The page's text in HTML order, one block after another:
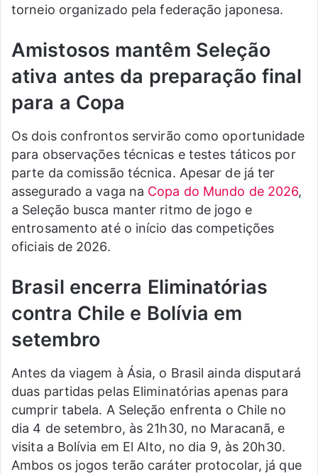
torneio organizado pela federação japonesa.
Amistosos mantêm Seleção
ativa antes da preparação final
para a Copa
Os dois confrontos servirão como oportunidade
para observações técnicas e testes táticos por
parte da comissão técnica. Apesar de já ter
assegurado a vaga na Copa do Mundo de 2026,
a Seleção busca manter ritmo de jogo e
entrosamento até o início das competições
oficiais de 2026.
Brasil encerra Eliminatórias
contra Chile e Bolívia em
setembro
Antes da viagem à Ásia, o Brasil ainda disputará
duas partidas pelas Eliminatórias apenas para
cumprir tabela. A Seleção enfrenta o Chile no
dia 4 de setembro, às 21h30, no Maracanã, e
visita a Bolívia em El Alto, no dia 9, às 20h30.
Ambos os jogos terão caráter protocolar, já que